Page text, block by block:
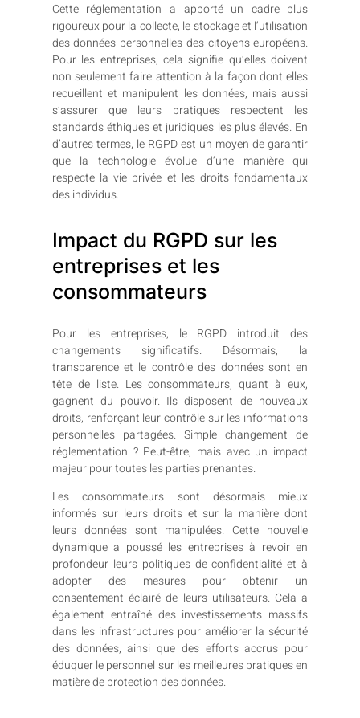
Cette réglementation a apporté un cadre plus
rigoureux pour la collecte, le stockage et l’utilisation
des données personnelles des citoyens européens.
Pour les entreprises, cela signifie qu’elles doivent
non seulement faire attention à la façon dont elles
recueillent et manipulent les données, mais aussi
s’assurer que leurs pratiques respectent les
standards éthiques et juridiques les plus élevés. En
d’autres termes, le RGPD est un moyen de garantir
que la technologie évolue d’une manière qui
respecte la vie privée et les droits fondamentaux
des individus.
Impact du RGPD sur les
entreprises et les
consommateurs
Pour les entreprises, le RGPD introduit des
changements significatifs. Désormais, la
transparence et le contrôle des données sont en
tête de liste. Les consommateurs, quant à eux,
gagnent du pouvoir. Ils disposent de nouveaux
droits, renforçant leur contrôle sur les informations
personnelles partagées. Simple changement de
réglementation ? Peut-être, mais avec un impact
majeur pour toutes les parties prenantes.
Les consommateurs sont désormais mieux
informés sur leurs droits et sur la manière dont
leurs données sont manipulées. Cette nouvelle
dynamique a poussé les entreprises à revoir en
profondeur leurs politiques de confidentialité et à
adopter des mesures pour obtenir un
consentement éclairé de leurs utilisateurs. Cela a
également entraîné des investissements massifs
dans les infrastructures pour améliorer la sécurité
des données, ainsi que des efforts accrus pour
éduquer le personnel sur les meilleures pratiques en
matière de protection des données.